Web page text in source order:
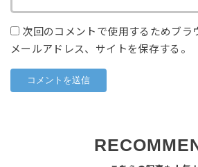
次回のコメントで使用するためブラ
メールアドレス、サイトを保存する。